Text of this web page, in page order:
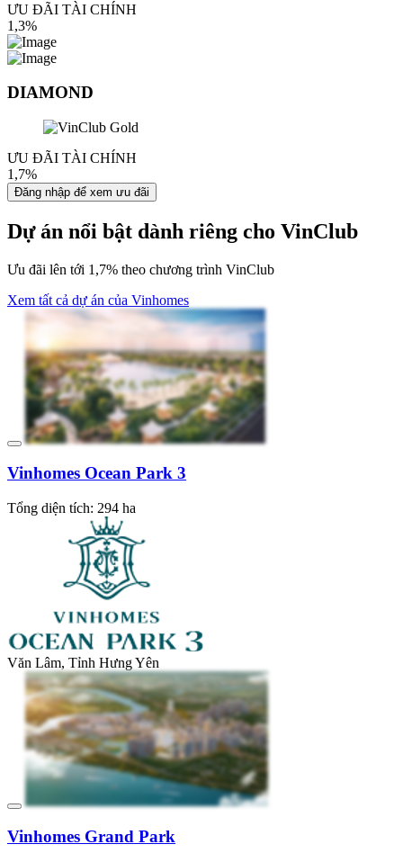
ƯU ĐÃI TÀI CHÍNH
1,3%
DIAMOND
ƯU ĐÃI TÀI CHÍNH
1,7%
Đăng nhập để xem ưu đãi
Dự án nổi bật dành riêng cho VinClub
Ưu đãi lên tới 1,7% theo chương trình VinClub
Xem tất cả dự án của Vinhomes
Vinhomes Ocean Park 3
Tổng diện tích: 294 ha
Văn Lâm, Tỉnh Hưng Yên
Vinhomes Grand Park